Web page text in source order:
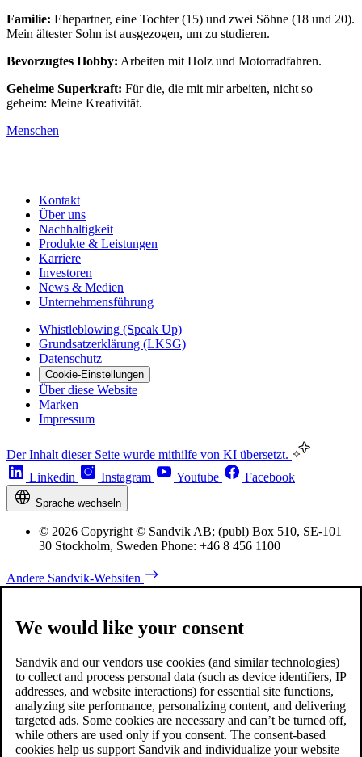
Familie: Ehepartner, eine Tochter (15) und zwei Söhne (18 und 20).
Mein ältester Sohn ist ausgezogen, um zu studieren.
Bevorzugtes Hobby: Arbeiten mit Holz und Motorradfahren.
Geheime Superkraft: Für die, die mit mir arbeiten, nicht so
geheim: Meine Kreativität.
Menschen
Kontakt
Über uns
Nachhaltigkeit
Produkte & Leistungen
Karriere
Investoren
News & Medien
Unternehmensführung
Whistleblowing (Speak Up)
Grundsatzerklärung (LKSG)
Datenschutz
Cookie-Einstellungen
Über diese Website
Marken
Impressum
Der Inhalt dieser Seite wurde mithilfe von KI übersetzt.
Linkedin
Instagram Youtube Facebook
Sprache wechseln
© 2026 Copyright © Sandvik AB; (publ) Box 510, SE-101
30 Stockholm, Sweden Phone: +46 8 456 1100
Andere Sandvik-Websiten
We would like your consent
Sandvik and our vendors use cookies (and similar technologies)
to collect and process personal data (such as device identifiers, IP
addresses, and website interactions) for essential site functions,
analyzing site performance, personalizing content, and delivering
targeted ads. Some cookies are necessary and can’t be turned off,
while others are used only if you consent. The consent-based
cookies help us support Sandvik and individualize your website